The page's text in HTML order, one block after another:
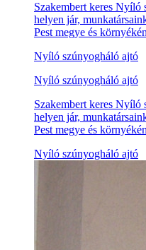
Szakembert keres Nyíló
helyen jár,
Pest megye és
Nyíló szúnyogháló ajtó
Nyíló szúnyogháló ajtó
Szakembert keres Nyíló
helyen jár,
Pest megye és
Nyíló szúnyogháló ajtó